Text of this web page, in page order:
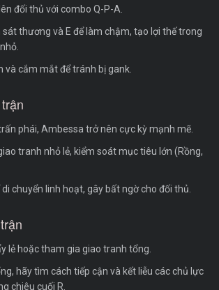
đối thủ với combo Q-P-A.
sát thương và E để làm chậm, tạo lợi thế trong
và cắm mắt để tránh bị gank.
phái, Ambessa trở nên cực kỳ mạnh mẽ.
tranh nhỏ lẻ, kiểm soát mục tiêu lớn (Rồng,
chuyển linh hoạt, gây bất ngờ cho đối thủ.
lẻ hoặc tham gia giao tranh tổng.
hãy tìm cách tiếp cận và kết liễu các chủ lực
chiêu cuối R.